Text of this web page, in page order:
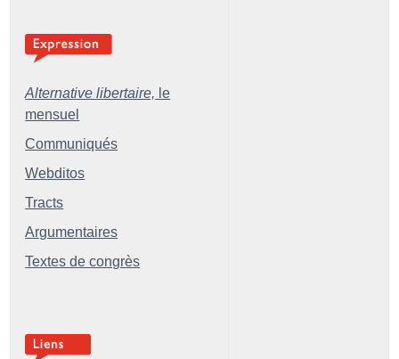
Alternative libertaire, le
mensuel
Communiqués
Webditos
Tracts
Argumentaires
Textes de congrès